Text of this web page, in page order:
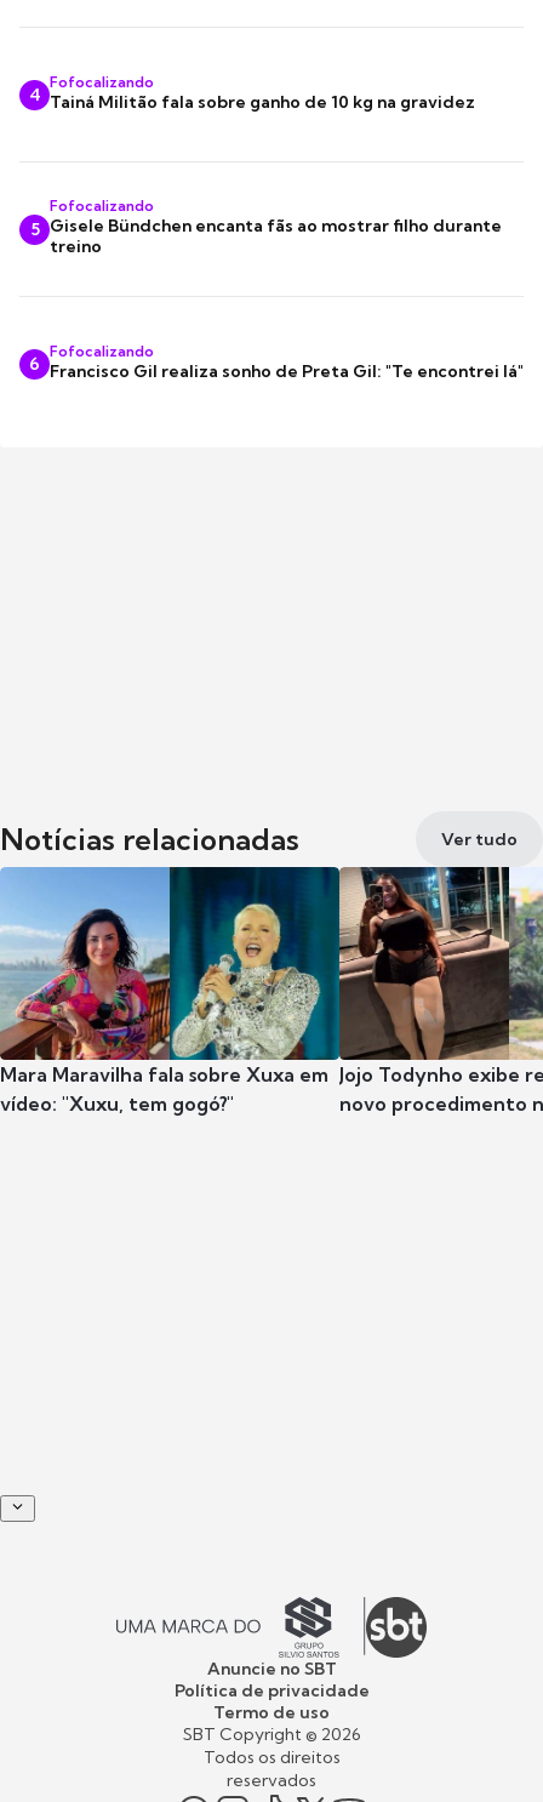
4
Fofocalizando
Tainá Militão fala sobre ganho de 10 kg na gravidez
5
Fofocalizando
Gisele Bündchen encanta fãs ao mostrar filho durante
treino
6
Fofocalizando
Francisco Gil realiza sonho de Preta Gil: "Te encontrei lá"
Notícias relacionadas Ver tudo
Mara Maravilha fala sobre Xuxa em
vídeo: "Xuxu, tem gogó?"
Jojo Todynho exibe
novo procedimento
Anuncie no SBT
Política de privacidade
Termo de uso
SBT Copyright © 2026
Todos os direitos
reservados